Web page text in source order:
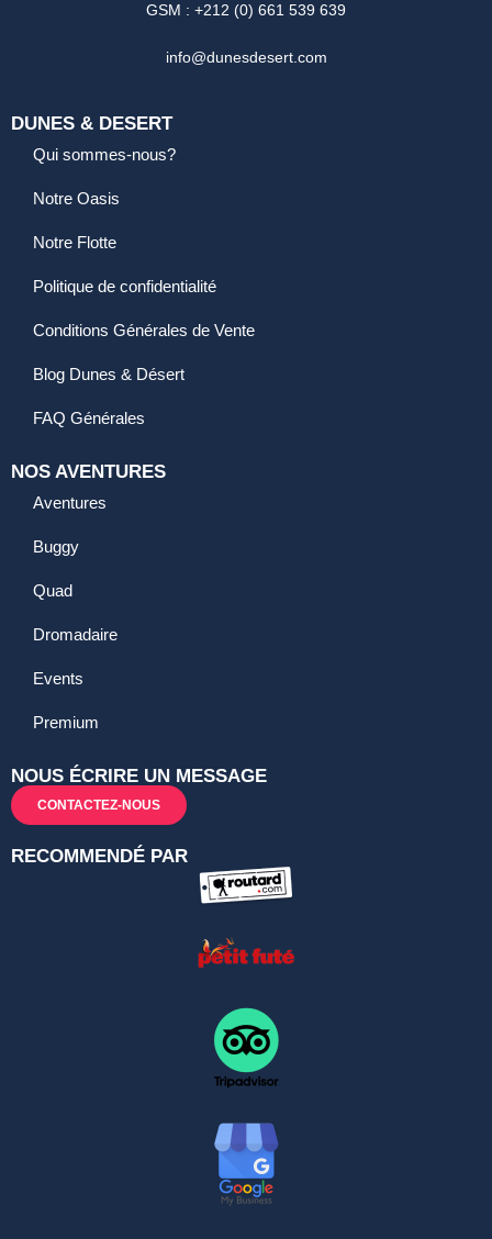
GSM : +212 (0) 661 539 639
info@dunesdesert.com
DUNES & DESERT
Qui sommes-nous?
Notre Oasis
Notre Flotte
Politique de confidentialité
Conditions Générales de Vente
Blog Dunes & Désert
FAQ Générales
NOS AVENTURES
Aventures
Buggy
Quad
Dromadaire
Events
Premium
NOUS ÉCRIRE UN MESSAGE
CONTACTEZ-NOUS
RECOMMENDÉ PAR